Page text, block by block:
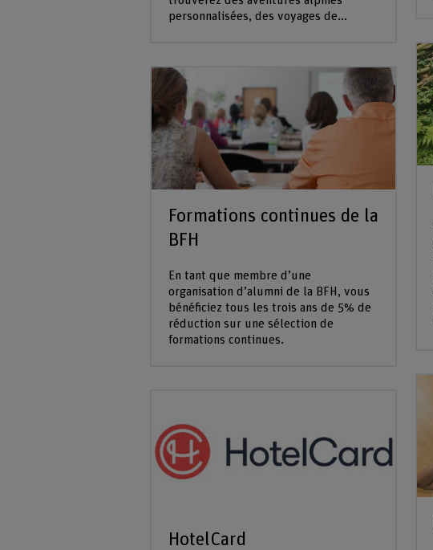
personnalisées, des voyages de...
Formations continues de la
BFH
En tant que membre d’une
organisation d’alumni de la BFH, vous
bénéficiez tous les trois ans de 5% de
réduction sur une sélection de
formations continues.
HotelCard